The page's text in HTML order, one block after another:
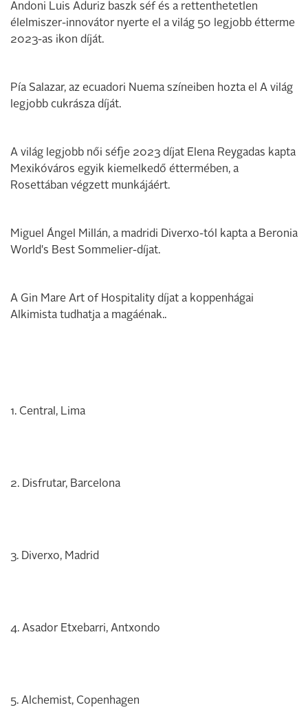
Andoni Luis Aduriz baszk séf és a rettenthetetlen
élelmiszer-innovátor nyerte el a világ 50 legjobb étterme
2023-as ikon díját.
Pía Salazar, az ecuadori Nuema színeiben hozta el A világ
legjobb cukrásza díját.
A világ legjobb női séfje 2023 díjat Elena Reygadas kapta
Mexikóváros egyik kiemelkedő éttermében, a
Rosettában végzett munkájáért.
Miguel Ángel Millán, a madridi Diverxo-tól kapta a Beronia
World's Best Sommelier-díjat.
A Gin Mare Art of Hospitality díjat a koppenhágai
Alkimista tudhatja a magáénak..
1. Central, Lima
2. Disfrutar, Barcelona
3. Diverxo, Madrid
4. Asador Etxebarri, Antxondo
5. Alchemist, Copenhagen